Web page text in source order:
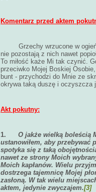
Komentarz przed aktem
Grzechy wrzucone w
nie pozostają z nich nawet
To miłość każe Mi tak czynić.
przeciwko Mojej Boskiej
bunt - przychodzi do Mnie ze
okrywa taką duszę i oczyszcza
Akt pokutny:
1. O jakże wielką boleścią
ustanowiłem, aby przebywać
spotyka się z taką
nawet ze strony Moich
Moich kapłanów. Wielu
dostrzega tajemnicę Mojej
zasłoną. W tak wielu
aktem, jedynie zwyczajem.[3]